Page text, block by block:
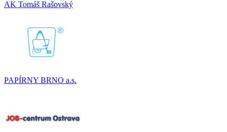
AK Tomáš Rašovský
PAPÍRNY BRNO a.s.